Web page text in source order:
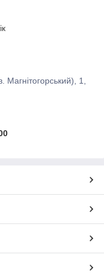
1,